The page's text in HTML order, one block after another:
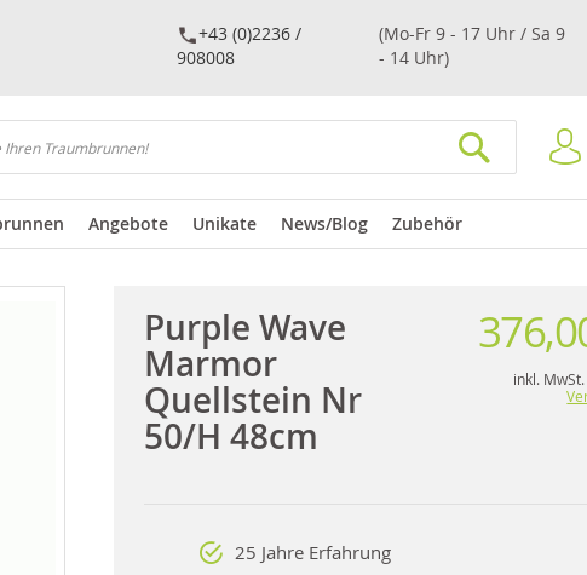
+43 (0)2236 /
908008
(Mo-Fr 9 - 17 Uhr / Sa 9
- 14 Uhr)
Angebote Unikate News/Blog Zubehör
Purple Wave
Marmor
Quellstein Nr
50/H 48cm
inkl.
25 Jahre Erfahrung